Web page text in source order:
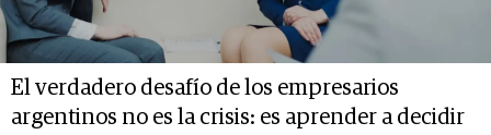
El verdadero desafío de los empresarios
argentinos no es la crisis: es aprender a decidir